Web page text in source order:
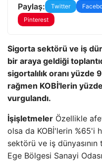
Paylaş: Twitter
Pinterest
Sigorta sektörü ve iş
bir araya geldiği
sigortalılık oranı yüzde
rağmen KOBİ'lerin
vurgulandı.
İşişletmeler Özellikle
olsa da KOBİ'lerin %65'i
sektörü ve iş
Ege Bölgesi Sanayi